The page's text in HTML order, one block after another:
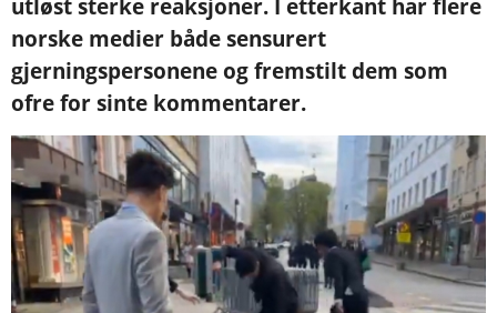
utløst sterke reaksjoner. I etterkant har flere
norske medier både sensurert
gjerningspersonene og fremstilt dem som
ofre for sinte kommentarer.